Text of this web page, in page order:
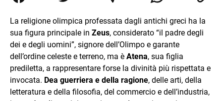
comunicazione per pura casualità. Leggo, indago e amo i
scrivere e non mi sono più fermata.
La religione olimpica professata dagli antichi greci ha la
sua figura principale in Zeus, considerato “il padre degli
dei e degli uomini”, signore dell’Olimpo e garante
dell’ordine celeste e terreno, ma è Atena, sua figlia
prediletta, a rappresentare forse la divinità più rispettata e
invocata. Dea guerriera e della ragione, delle arti, della
letteratura e della filosofia, del commercio e dell’industria,